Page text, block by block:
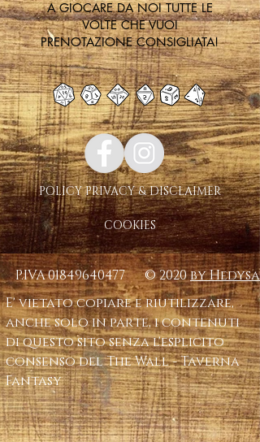
A GIOCARE DA NOI TUTTE LE
VOLTE CHE VUOI
PRENOTAZIONE CONSIGLIATA!
POLICY PRIVACY & DISCLAIMER
COOKIES
P.IVA01849640477© 2020by Hedysa
E' vietato copiare e riutilizzare,
anche solo in parte, i contenuti
di questo sito senza l'esplicito
consenso del The Wall - Taverna
Fantasy